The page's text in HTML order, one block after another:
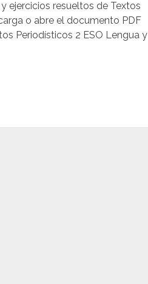
ejercicios resueltos de Textos
o abre el documento PDF
Periodísticos 2 ESO Lengua y